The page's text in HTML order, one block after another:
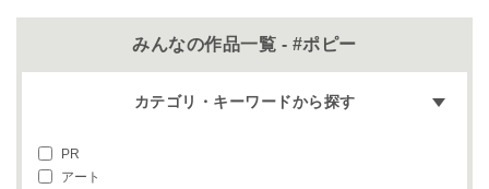
みんなの作品一覧 - #ポピー
カテゴリ・キーワードから探す
PR
アート